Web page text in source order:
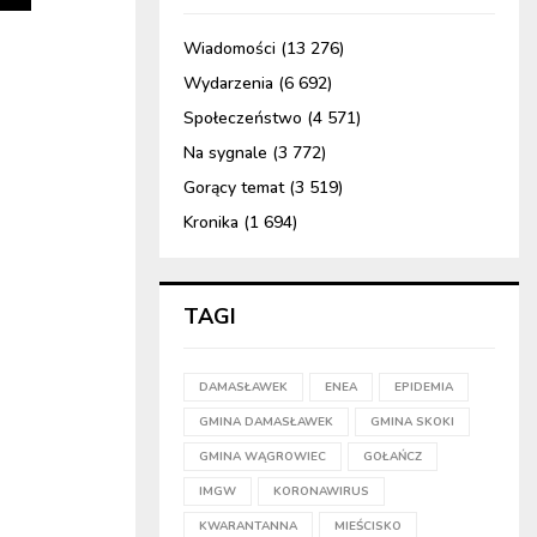
Wiadomości (13 276)
Wydarzenia (6 692)
Społeczeństwo (4 571)
Na sygnale (3 772)
Gorący temat(3 519)
Kronika (1 694)
TAGI
DAMASŁAWEK ENEA EPIDEMIA
GMINA DAMASŁAWEK GMINA SKOKI
GMINA WĄGROWIEC GOŁAŃCZ
IMGW KORONAWIRUS
KWARANTANNA MIEŚCISKO